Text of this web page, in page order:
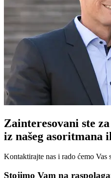
Zainteresovani ste
iz našeg asoritmana
Kontaktirajte nas i rado ćemo Vas
Stojimo Vam na